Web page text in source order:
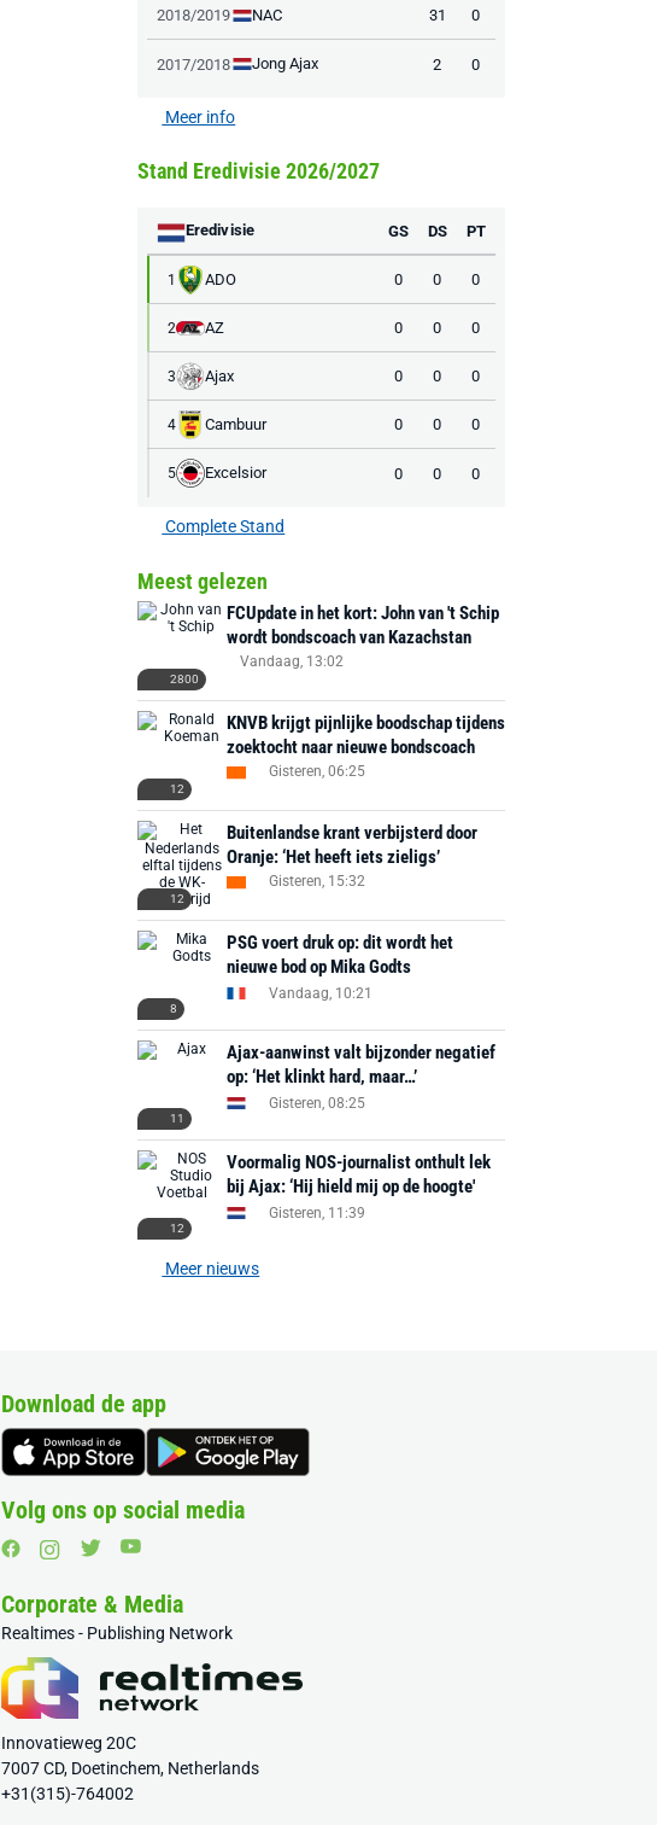
2018/2019 NAC 31 0
2017/2018 Jong Ajax 2 0
Meer info
Stand Eredivisie 2026/2027
Eredivisie GS DS PT
1 ADO 0 0 0
2 AZ 0 0 0
3 Ajax 0 0 0
4 Cambuur 0 0 0
5 Excelsior 0 0 0
Complete Stand
Meest gelezen
2800
FCUpdate in het kort: John van 't Schip
wordt bondscoach van Kazachstan
Vandaag, 13:02
12
KNVB krijgt pijnlijke boodschap tijdens
zoektocht naar nieuwe bondscoach
Gisteren, 06:25
12
Buitenlandse krant verbijsterd door
Oranje: ‘Het heeft iets zieligs’
Gisteren, 15:32
8
PSG voert druk op: dit wordt het
nieuwe bod op Mika Godts
Vandaag, 10:21
11
Ajax-aanwinst valt bijzonder negatief
op: ‘Het klinkt hard, maar…’
Gisteren, 08:25
12
Voormalig NOS-journalist onthult lek
bij Ajax: ‘Hij hield mij op de hoogte'
Gisteren, 11:39
Meer nieuws
Download de app
Volg ons op social media
Corporate & Media
Realtimes - Publishing Network
Innovatieweg 20C
7007 CD, Doetinchem, Netherlands
+31(315)-764002